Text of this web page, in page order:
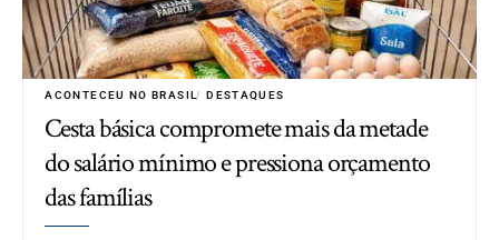
ACONTECEU NO BRASIL DESTAQUES
Cesta básica compromete mais da metade
do salário mínimo e pressiona orçamento
das famílias